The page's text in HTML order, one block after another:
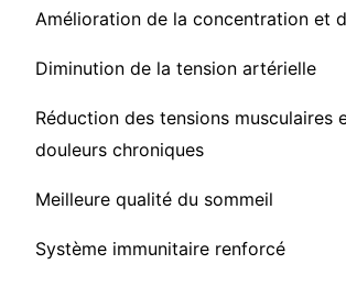
Amélioration de la concentration et
Diminution de la tension artérielle
Réduction des tensions musculaires
douleurs chroniques
Meilleure qualité du sommeil
Système immunitaire renforcé